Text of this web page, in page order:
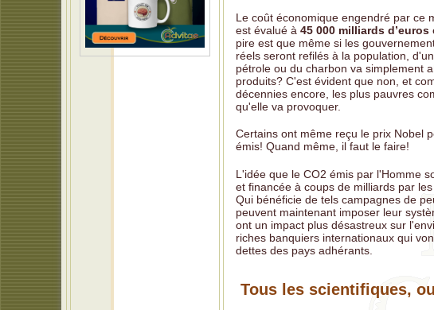
Le coût économique engendré par ce
est évalué à 45 000 milliards d’euros
pire est que même si les
réels seront refilés à la population,
pétrole ou du charbon va simplement
produits? C'est évident que non, et
décennies encore, les plus pauvres
qu'elle va provoquer.
Certains ont même reçu le prix Nobel
émis! Quand même, il faut le faire!
L'idée que le CO2 émis par l'Homme
et financée à coups de milliards par
Qui bénéficie de tels campagnes de
peuvent maintenant imposer leur
ont un impact plus désastreux sur
riches banquiers internationaux qui
dettes des pays adhérants.
Tous les scientifiques,